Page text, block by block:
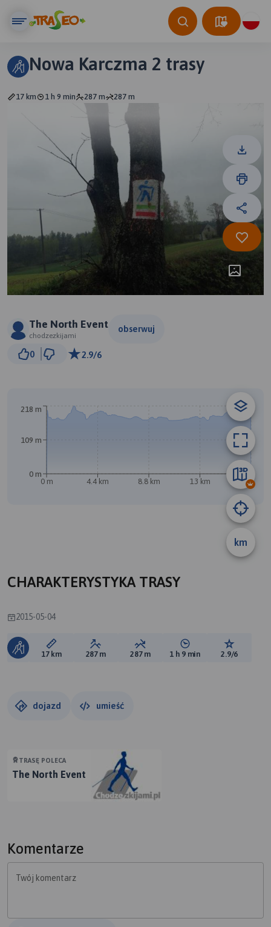
Nowa Karczma 2 trasy
17 km 1 h 9 min 287 m 287 m
The North Event
chodzezkijami
obserwuj
0 2.9/6
km
0 m 4.4 km 8.8 km 13 km 17 km
0 m
109 m
218 m
CHARAKTERYSTYKA TRASY
2015-05-04
Długość trasy:
17 km Suma przewyższeń:
287 m Suma spadków:
287 m Średni czas potrzebny
1 h 9 min Ocena
2.9/6
dojazd umieść
TRASĘ POLECA
The North Event
Komentarze
Twój komentarz